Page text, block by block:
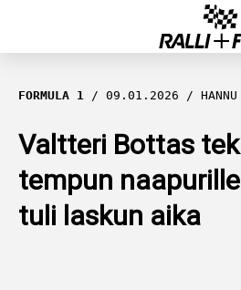
FORMULA 1
RALLI
KALLE ROVANPERÄ
VALTTERI BOTTAS
FORMULA 1 09.01.2026
Valtteri Bottas
tempun
tuli laskun aika